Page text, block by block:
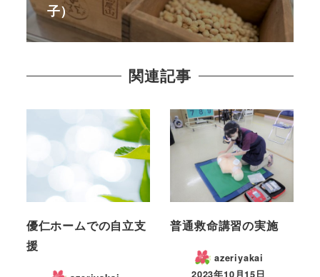
子）
関連記事
優仁ホームでの自立支
援
普通救命講習の実施
azeriyakai
2023年10月15日